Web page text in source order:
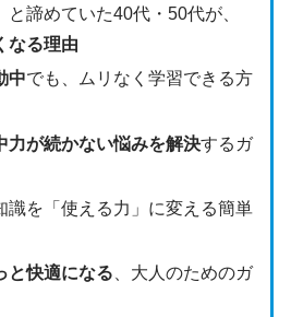
と諦めていた40代・50代が、
なる理由
中でも、ムリなく学習できる方
力が続かない悩みを解決するガ
識を「使える力」に変える簡単
と快適になる 、大人のためのガ